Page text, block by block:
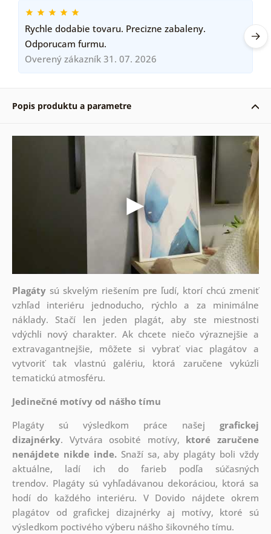
Rychle dodabie tovaru. Precizne zabaleny.
Odporucam furmu.
Overený zákazník 31. 07. 2026
Popis produktu a parametre
Plagátysú skvelým riešením pre ľudí, ktorí chcú zmeniť
vzhľad interiéru jednoducho, rýchlo a za minimálne
náklady. Stačí len jeden plagát, aby ste miestnosti
vdýchli nový charakter. Ak chcete niečo výraznejšie a
extravagantnejšie, môžete si vybrať viac plagátov a
vytvoriť tak vlastnú galériu, ktorá zaručene vykúzli
tematickú atmosféru.
Jedinečné motívy od nášho tímu
Plagáty sú výsledkom práce našejgrafickej
dizajnérky. Vytvára osobité motívy, ktoré zaručene
nenájdete nikde inde.Snaží sa, aby plagáty boli vždy
aktuálne, ladí ich do farieb podľa súčasných
trendov. Plagáty sú vyhľadávanou dekoráciou, ktorá sa
hodí do každého interiéru. V Dovido nájdete okrem
plagátov od grafickej dizajnérky aj motívy, ktoré sú
výsledkom poctivého výberu nášho šikovného tímu.